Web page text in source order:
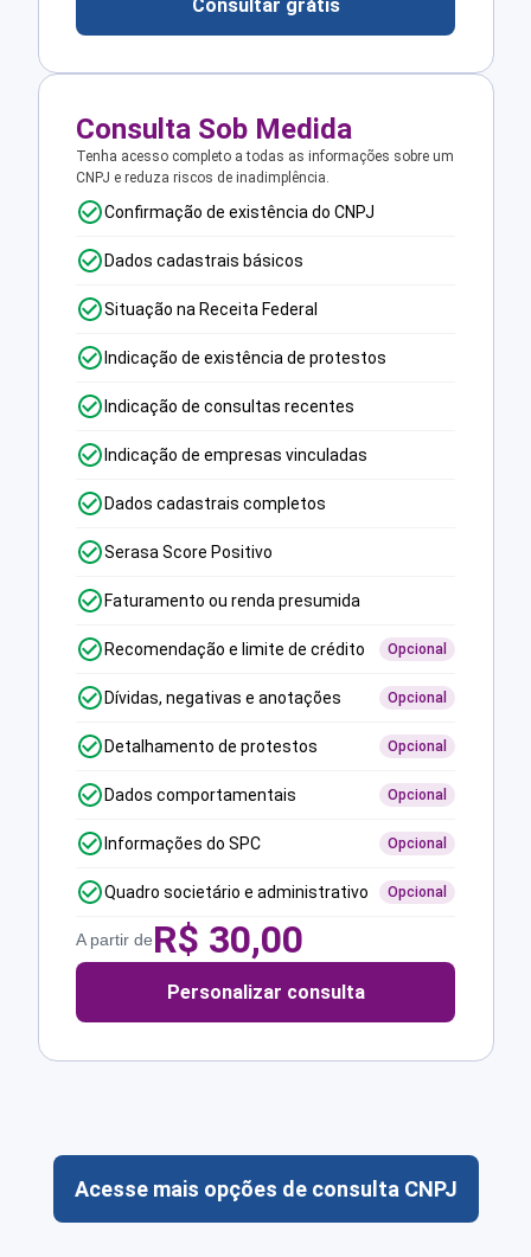
Consultar grátis
Consulta Sob Medida
Tenha acesso completo a todas as informações sobre um
CNPJ e reduza riscos de inadimplência.
Confirmação de existência do CNPJ
Dados cadastrais básicos
Situação na Receita Federal
Indicação de existência de protestos
Indicação de consultas recentes
Indicação de empresas vinculadas
Dados cadastrais completos
Serasa Score Positivo
Faturamento ou renda presumida
Recomendação e limite de crédito Opcional
Dívidas, negativas e anotações Opcional
Detalhamento de protestos Opcional
Dados comportamentais Opcional
Informações do SPC Opcional
Quadro societário e administrativo Opcional
A partir deR$ 30,00
Personalizar consulta
Acesse mais opções de consulta CNPJ